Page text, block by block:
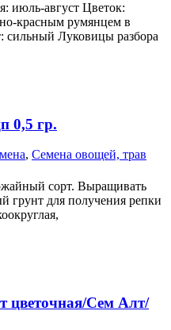
июль-август Цветок:
красным румянцем в
сильный Луковицы разбора
0,5 гр.
, Семена овощей, трав
сорт. Выращивать
грунт для получения репки
цветочная/Сем Алт/